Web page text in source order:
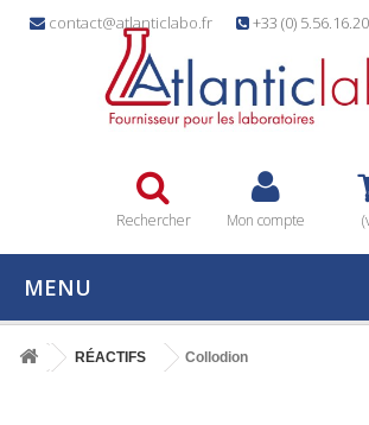
contact@atlanticlabo.fr +33 (0)
Rechercher Mon compte
MENU
RÉACTIFS Collodion